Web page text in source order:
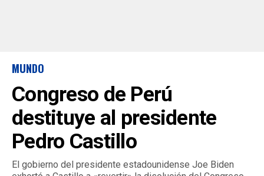
MUNDO
Congreso de Perú
destituye al presidente
Pedro Castillo
El gobierno del presidente estadounidense Joe Biden